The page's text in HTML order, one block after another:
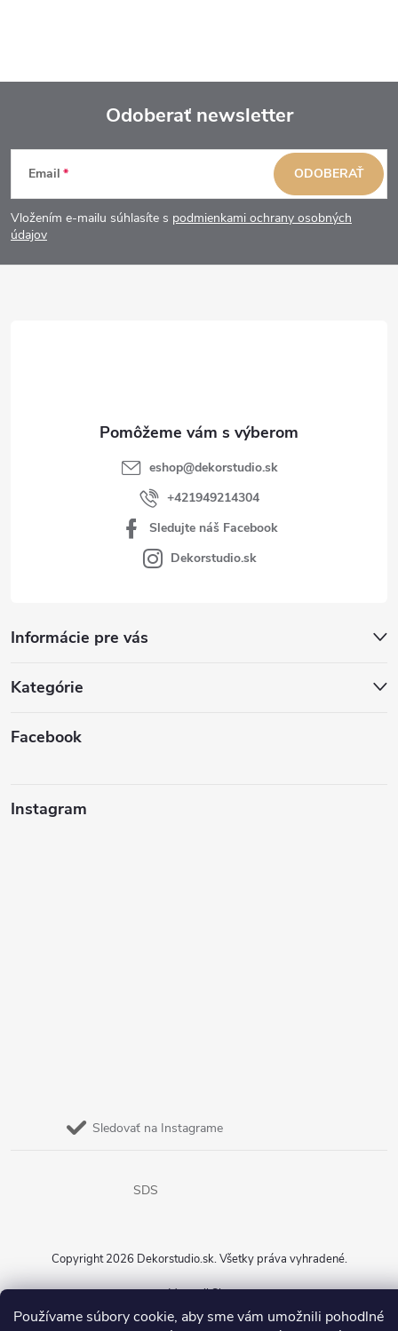
Používame súbory cookie, aby sme vám umožnili pohodlné
Z
á
p
Odoberať newsletter
Email
Vložením e-mailu súhlasíte s podmienkami ochrany osobných
údajov
ODOBERAŤ
Informácie pre vás
Kategórie
Facebook
Instagram
Sledovať na Instagrame
eshop@dekorstudio.sk
+421949214304
Sledujte náš Facebook
Dekorstudio.sk
SDS
Vytvoril Shoptet
Copyright 2026 Dekorstudio.sk. Všetky práva vyhradené.